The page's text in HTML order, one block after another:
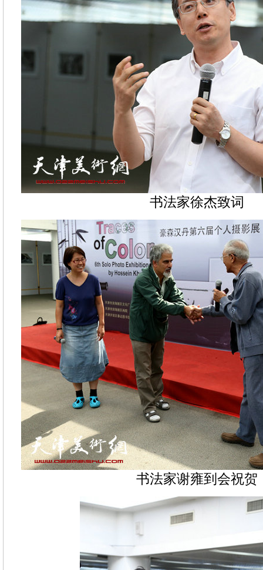
书法家徐杰致词
书法家谢雍到会祝贺